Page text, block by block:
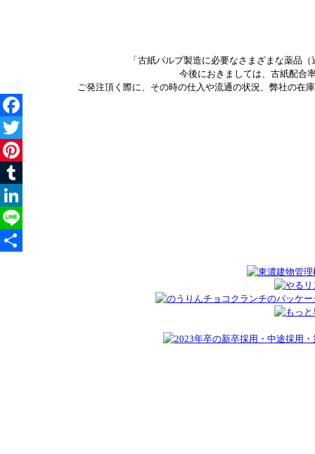
「古紙パルプ製造に必要なさまざまな薬品
今後におきましては、古紙配合
ご発注頂く際に、その時の仕入や流通の状況、弊社の在